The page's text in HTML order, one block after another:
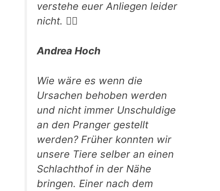
verstehe euer Anliegen leider
nicht. 🤷‍♀️
Andrea Hoch
Wie wäre es wenn die
Ursachen behoben werden
und nicht immer Unschuldige
an den Pranger gestellt
werden? Früher konnten wir
unsere Tiere selber an einen
Schlachthof in der Nähe
bringen. Einer nach dem